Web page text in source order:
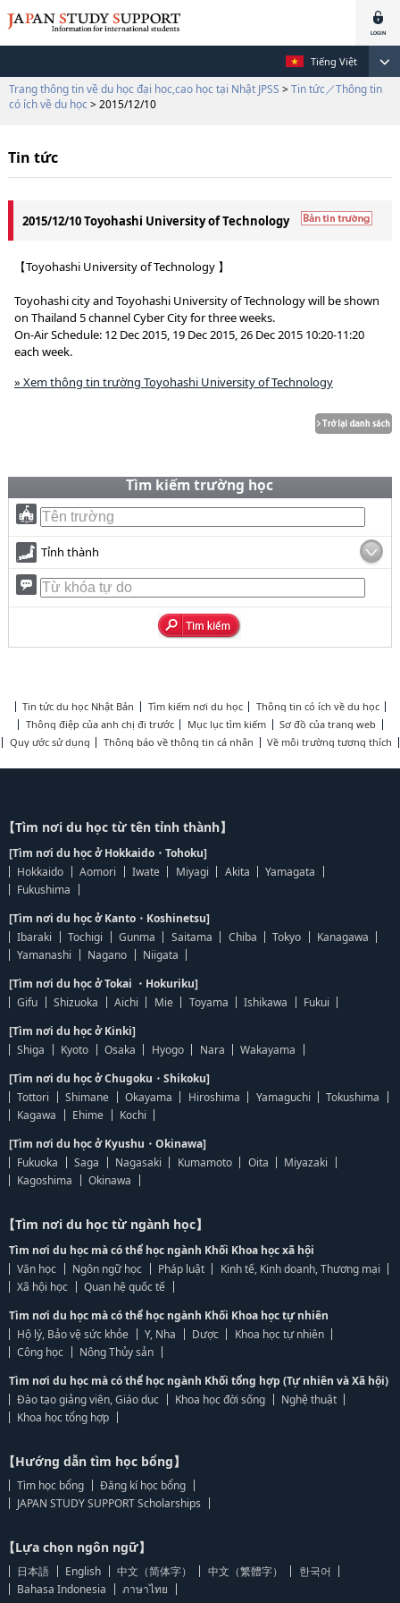
Tiếng Việt
Trang thông tin về du học đại học,cao học tại Nhật JPSS > Tin tức／Thông tin
có ích về du học > 2015/12/10
Tin tức
2015/12/10 Toyohashi University of Technology
【Toyohashi University of Technology 】
Toyohashi city and Toyohashi University of Technology will be shown
on Thailand 5 channel Cyber City for three weeks.
On-Air Schedule: 12 Dec 2015, 19 Dec 2015, 26 Dec 2015 10:20-11:20
each week.
» Xem thông tin trường Toyohashi University of Technology
Tìm kiếm trường học
Tỉnh thành
Tin tức du học Nhật Bản Tìm kiếm nơi du học
Thông tin có ích về du học
Thông điệp của anh chị đi trước
Mục lục tìm kiếm
Sơ đồ của trang web
Quy ước sử dụng
Thông báo về thông tin cá nhân Về môi trường tương thích
【Tìm nơi du học từ tên tỉnh thành】
[Tìm nơi du học ở Hokkaido・Tohoku]
Hokkaido
Aomori Iwate Miyagi Akita
Yamagata
Fukushima
[Tìm nơi du học ở Kanto・Koshinetsu]
Ibaraki
Tochigi Gunma Saitama Chiba Tokyo
Kanagawa
Yamanashi
Nagano
Niigata
[Tìm nơi du học ở Tokai ・Hokuriku]
Gifu
Shizuoka Aichi Mie Toyama Ishikawa
Fukui
[Tìm nơi du học ở Kinki]
Shiga
Kyoto Osaka Hyogo Nara
Wakayama
[Tìm nơi du học ở Chugoku・Shikoku]
Tottori
Shimane Okayama Hiroshima Yamaguchi
Tokushima
Kagawa
Ehime
Kochi
[Tìm nơi du học ở Kyushu・Okinawa]
Fukuoka
Saga Nagasaki Kumamoto Oita
Miyazaki
Kagoshima
Okinawa
【Tìm nơi du học từ ngành học】
Tìm nơi du học mà có thể học ngành Khối Khoa học xã hội
Văn học
Ngôn ngữ học Pháp luật
Kinh tế, Kinh doanh, Thương mại
Xã hội học
Quan hệ quốc tế
Tìm nơi du học mà có thể học ngành Khối Khoa học tự nhiên
Hộ lý, Bảo vệ sức khỏe
Y, Nha Dược
Khoa học tự nhiên
Công học
Nông Thủy sản
Tìm nơi du học mà có thể học ngành Khối tổng hợp (Tự nhiên và Xã hội)
Đào tạo giảng viên, Giáo dục
Khoa học đời sống
Nghệ thuật
Khoa học tổng hợp
【Hướng dẫn tìm học bổng】
Tìm học bổng
Đăng kí học bổng
JAPAN STUDY SUPPORT Scholarships
【Lựa chọn ngôn ngữ】
日本語 English 中文（简体字） 中文（繁體字）
한국어
Bahasa Indonesia
ภาษาไทย